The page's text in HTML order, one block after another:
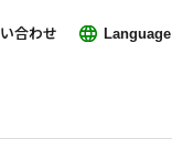
Language
合わせ